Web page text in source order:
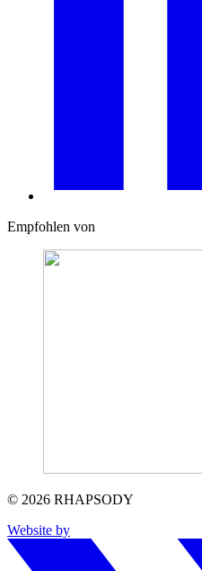
Empfohlen von
© 2026 RHAPSODY
Website by